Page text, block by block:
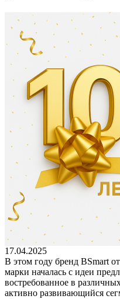
17.04.2025
В этом году бренд BSmart
марки началась с идеи
востребованное в
активно развивающийся